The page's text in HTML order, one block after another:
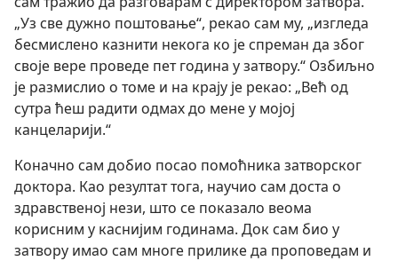
„Уз све дужно поштовање“, рекао сам му, „изгледа
бесмислено казнити некога ко је спреман да због
своје вере проведе пет година у затвору.“ Озбиљно
је размислио о томе и на крају је рекао: „Већ од
сутра ћеш радити одмах до мене у мојој
канцеларији.“
Коначно сам добио посао помоћника затворског
доктора. Као резултат тога, научио сам доста о
здравственој нези, што се показало веома
корисним у каснијим годинама. Док сам био у
затвору имао сам многе прилике да проповедам и